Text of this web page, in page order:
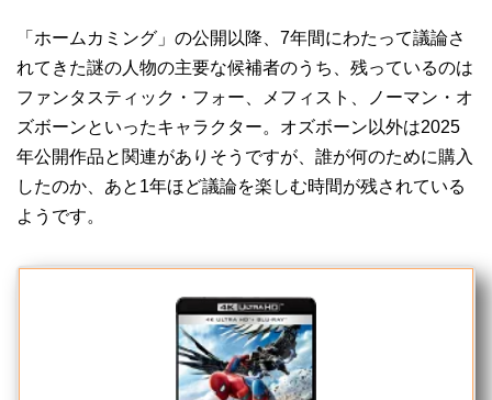
「ホームカミング」の公開以降、7年間にわたって議論さ
れてきた謎の人物の主要な候補者のうち、残っているのは
ファンタスティック・フォー、メフィスト、ノーマン・オ
ズボーンといったキャラクター。オズボーン以外は2025
年公開作品と関連がありそうですが、誰が何のために購入
したのか、あと1年ほど議論を楽しむ時間が残されている
ようです。